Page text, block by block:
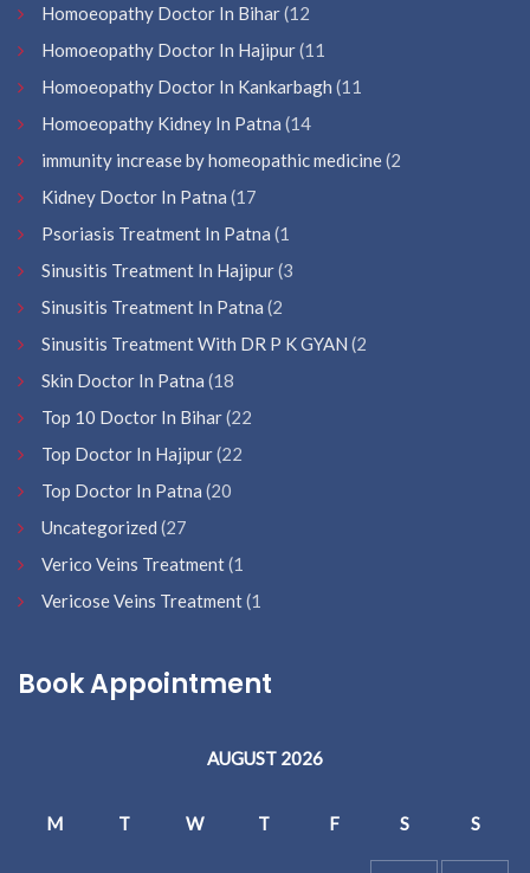
Homoeopathy Doctor In Bihar(12
Homoeopathy Doctor In Hajipur(11
Homoeopathy Doctor In Kankarbagh (11
Homoeopathy Kidney In Patna (14
immunity increase by homeopathic medicine(2
Kidney Doctor In Patna (17
Psoriasis Treatment In Patna (1
Sinusitis Treatment In Hajipur(3
Sinusitis Treatment In Patna (2
Sinusitis Treatment With DR P K GYAN (2
Skin Doctor In Patna (18
Top 10 Doctor In Bihar(22
Top Doctor In Hajipur(22
Top Doctor In Patna (20
Uncategorized (27
Verico Veins Treatment(1
Vericose Veins Treatment(1
Book Appointment
AUGUST 2026
M T W T F S S